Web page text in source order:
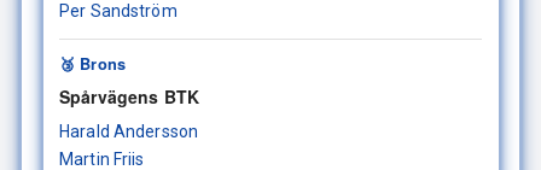
Per Sandström
🥉 Brons
Spårvägens BTK
Harald Andersson
Martin Friis